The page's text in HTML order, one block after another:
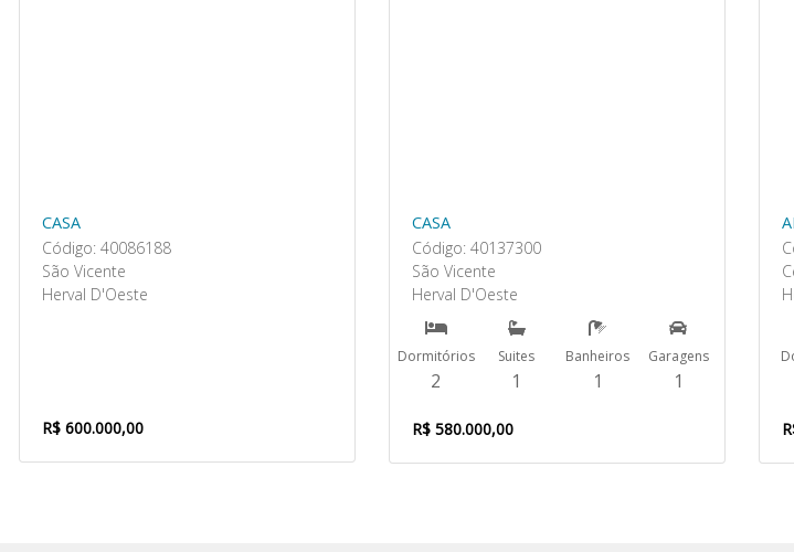
CASA
Código: 40086188
São Vicente
Herval D'Oeste
R$ 600.000,00
CASA
Código: 40137300
São Vicente
Herval D'Oeste
Dormitórios
2
Suites
1
Banheiros
1
Garagens
1
R$ 580.000,00